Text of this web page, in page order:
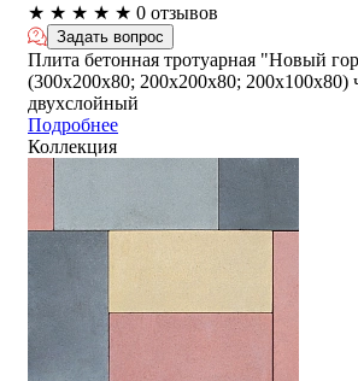
★ ★ ★ ★ ★ 0 отзывов
Задать вопрос
Плита бетонная тротуарная "Новый
(300х200х80; 200х200х80; 200х100х80)
двухслойный
Подробнее
Коллекция